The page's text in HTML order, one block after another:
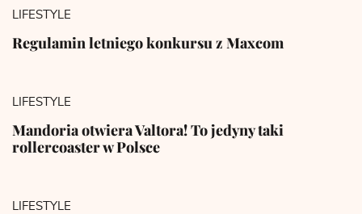
LIFESTYLE
Regulamin letniego konkursu z Maxcom
LIFESTYLE
Mandoria otwiera Valtora! To jedyny taki
rollercoaster w Polsce
LIFESTYLE